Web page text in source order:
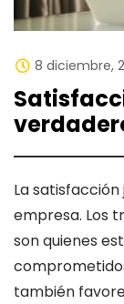
8 diciembre,
La
empresa. Los
son quienes
también